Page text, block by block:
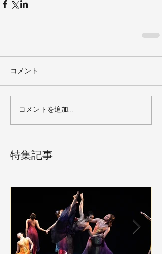
コメント
コメントを追加…
特集記事